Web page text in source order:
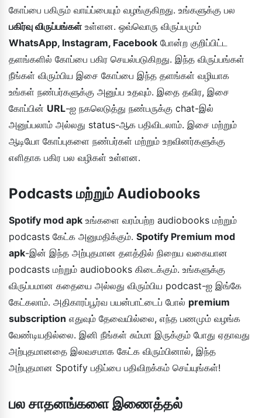
கோப்பை பகிரும் வாய்ப்பையும் வழங்குகிறது. உங்களுக்கு பல
பகிர்வு விருப்பங்கள் உள்ளன. ஒவ்வொரு விருப்பமும்
WhatsApp, Instagram, Facebook போன்ற குறிப்பிட்ட
தளங்களில் கோப்பை பகிர செயல்படுகிறது. இந்த விருப்பங்கள்
நீங்கள் விரும்பிய இசை கோப்பை இந்த தளங்கள் வழியாக
உங்கள் நண்பர்களுக்கு அனுப்ப உதவும். இதை தவிர, இசை
கோப்பின் URL-ஐ நகலெடுத்து நண்பருக்கு chat-இல்
அனுப்பலாம் அல்லது status-ஆக பதிவிடலாம். இசை மற்றும்
ஆடியோ கோப்புகளை நண்பர்கள் மற்றும் உறவினர்களுக்கு
எளிதாக பகிர பல வழிகள் உள்ளன.
Podcasts மற்றும் Audiobooks
Spotify mod apk உங்களை வரம்பற்ற audiobooks மற்றும்
podcasts கேட்க அனுமதிக்கும். Spotify Premium mod
apk-இன் இந்த அற்புதமான தளத்தில் நிறைய வகையான
podcasts மற்றும் audiobooks கிடைக்கும். உங்களுக்கு
விருப்பமான கதையை அல்லது விரும்பிய podcast-ஐ இங்கே
கேட்கலாம். அதிகாரப்பூர்வ பயன்பாட்டைப் போல் premium
subscription எதுவும் தேவையில்லை, எந்த பணமும் வழங்க
வேண்டியதில்லை. இனி நீங்கள் சும்மா இருக்கும் போது ஏதாவது
அற்புதமானதை இலவசமாக கேட்க விரும்பினால், இந்த
அற்புதமான Spotify பதிப்பை பதிவிறக்கம் செய்யுங்கள்!
பல சாதனங்களை இணைத்தல்